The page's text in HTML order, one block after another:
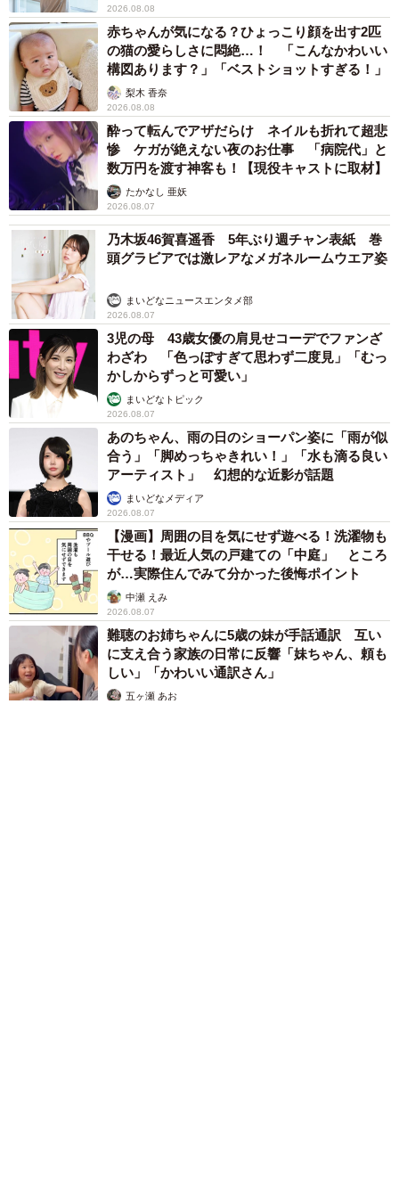
2026.08.08
赤ちゃんが気になる？ひょっこり顔を出す2匹
の猫の愛らしさに悶絶…！ 「こんなかわいい
構図あります？」「ベストショットすぎる！」
梨木 香奈
2026.08.08
酔って転んでアザだらけ ネイルも折れて超悲
惨 ケガが絶えない夜のお仕事 「病院代」と
数万円を渡す神客も！【現役キャストに取材】
たかなし 亜妖
2026.08.07
乃木坂46賀喜遥香 5年ぶり週チャン表紙 巻
頭グラビアでは激レアなメガネルームウエア姿
まいどなニュースエンタメ部
2026.08.07
3児の母 43歳女優の肩見せコーデでファンざ
わざわ 「色っぽすぎて思わず二度見」「むっ
かしからずっと可愛い」
まいどなトピック
2026.08.07
あのちゃん、雨の日のショーパン姿に「雨が似
合う」「脚めっちゃきれい！」「水も滴る良い
アーティスト」 幻想的な近影が話題
まいどなメディア
2026.08.07
【漫画】周囲の目を気にせず遊べる！洗濯物も
干せる！最近人気の戸建ての「中庭」 ところ
が…実際住んでみて分かった後悔ポイント
中瀬 えみ
2026.08.07
難聴のお姉ちゃんに5歳の妹が手話通訳 互い
に支え合う家族の日常に反響「妹ちゃん、頼も
しい」「かわいい通訳さん」
五ヶ瀬 あお